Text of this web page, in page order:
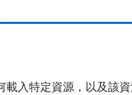
載入特定資源，以及該